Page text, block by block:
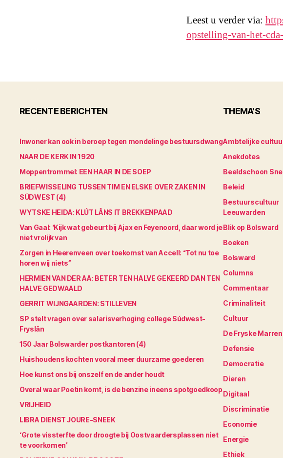
Leest u verder via:
opstelling-van-het-
RECENTE BERICHTEN
Inwoner kan ook in beroep tegen mondelinge bestuursdwang
NAAR DE KERK IN 1920
Moppentrommel: EEN HAAR IN DE SOEP
BRIEFWISSELING TUSSEN TIM EN ELSKE OVER ZAKEN IN
SÚDWEST (4)
WYTSKE HEIDA: KLÚT LÂNS IT BREKKENPAAD
Van Gaal: ‘Kijk wat gebeurt bij Ajax en Feyenoord, daar word je
niet vrolijk van
Zorgen in Heerenveen over toekomst van Accell: “Tot nu toe
horen wij niets”
HERMIEN VAN DER AA: BETER TEN HALVE GEKEERD DAN TEN
HALVE GEDWAALD
GERRIT WIJNGAARDEN: STILLEVEN
SP stelt vragen over salarisverhoging college Súdwest-
Fryslân
150 Jaar Bolswarder postkantoren (4)
Huishoudens kochten vooral meer duurzame goederen
Hoe kunst ons bij onszelf en de ander houdt
Overal waar Poetin komt, is de benzine ineens spotgoedkoop
VRIJHEID
LIBRA DIENST JOURE-SNEEK
‘Grote vissterfte door droogte bij Oostvaardersplassen niet
te voorkomen’
THEMA'S
Ambtelijke
Anekdotes
Beeldschoon
Beleid
Bestuurscultuur
Leeuwarden
Blik op Bolsward
Boeken
Bolsward
Columns
Commentaar
Criminaliteit
Cultuur
De Fryske Marren
Defensie
Democratie
Dieren
Digitaal
Discriminatie
Economie
Energie
Ethiek